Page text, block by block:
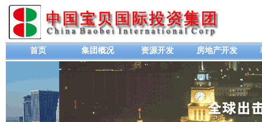
首页 集团概况 资源开发 房地产开发